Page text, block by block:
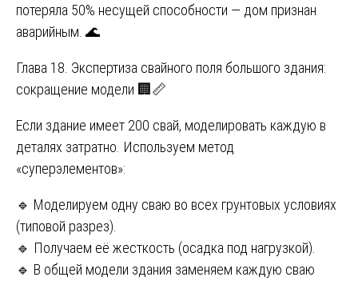
потеряла 50% несущей способности — дом признан
аварийным. 🌊
Глава 18. Экспертиза свайного поля большого здания:
сокращение модели 🏢📏
Если здание имеет 200 свай, моделировать каждую в
деталях затратно. Используем метод
«суперэлементов»:
🔹 Моделируем одну сваю во всех грунтовых условиях
(типовой разрез).
🔹 Получаем её жесткость (осадка под нагрузкой).
🔹 В общей модели здания заменяем каждую сваю